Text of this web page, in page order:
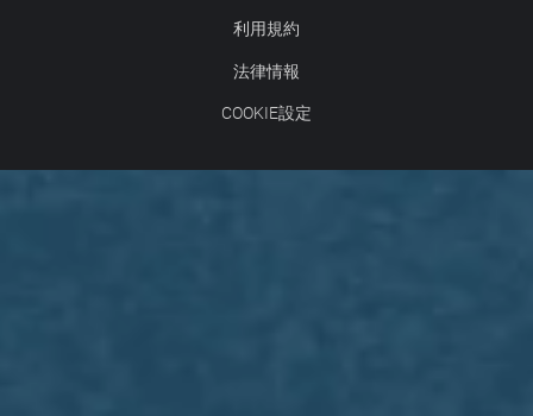
利用規約
法律情報
COOKIE設定